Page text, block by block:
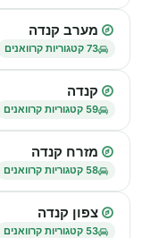
מערב קנדה
73 קטגוריות קרוואנים
קנדה
59 קטגוריות קרוואנים
מזרח קנדה
58 קטגוריות קרוואנים
צפון קנדה
53 קטגוריות קרוואנים